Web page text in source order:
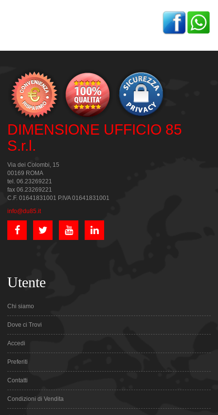
DIMENSIONE UFFICIO 85
S.r.l.
Via dei Colombi, 15
00169 ROMA
tel. 06.23269221
fax 06.23269221
C.F. 01641831001 P.IVA 01641831001
info@du85.it
Utente
Chi siamo
Dove ci Trovi
Accedi
Preferiti
Contatti
Condizioni di Vendita